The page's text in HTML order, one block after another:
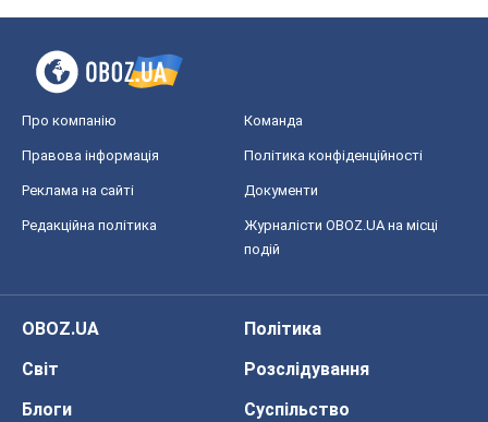
Про компанію Команда
Правова інформація Політика конфіденційності
Реклама на сайті Документи
Редакційна політика
Журналісти OBOZ.UA на місці
подій
OBOZ.UA
Політика
Світ
Розслідування
Блоги
Суспільство